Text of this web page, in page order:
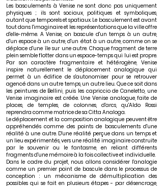
Les basculements à Venise ne sont donc pas uniquement
physiques ; ils sont sociaux, politiques et symboliques,
autant que temporels et spatiaux. Le basculement est avant
tout dans l'imaginaire et les représentations que la ville offre
d'elle-même. A Venise, on bascule d'un temps à un autre,
d'un espace à un autre, d'un état à un autre, comme on se
déplace d'une île sur une autre. Chaque fragment de terre
plein semble flotter dans un espace-temps qui lui est propre.
Par son caractère fragmentaire et hétérogène, Venise
inspire naturellement le déplacement analogique qui
permet à un édifice de s'autonomiser pour se retrouver
agencé dans un autre temps, un autre lieu. Que ce soit dans
les peintures de Bellini, puis les capriccio de Caneletto, une
Venise imaginaire est créée. Une Venise analogue, faite de
places, de temples, de colonnes, d'arcs, qu'Aldo Rossi
reprendra comme matrice de sa Citta Analoga.
Le déplacement et la composition analogique peuvent être
appréhendés comme des points de basculements d'une
réalité à une autre. D'une réalité perçue dans un temps et
un lieu expérimentés, vers une réalité imaginaire construite
par le souvenir ou le fantasme, en reliant différents
fragments d'une mémoire à la fois collective et individuelle.
Dans le cadre du projet, nous allons considérer l'analogie
comme un premier point de bascule dans le processus de
conception : un mécanisme de démultiplication des
possibles qui se fait en plusieurs étapes - par désencrage,